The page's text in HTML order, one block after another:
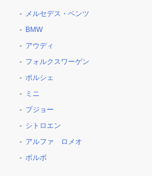
メルセデス・ベンツ
BMW
アウディ
フォルクスワーゲン
ポルシェ
ミニ
プジョー
シトロエン
アルファ ロメオ
ボルボ